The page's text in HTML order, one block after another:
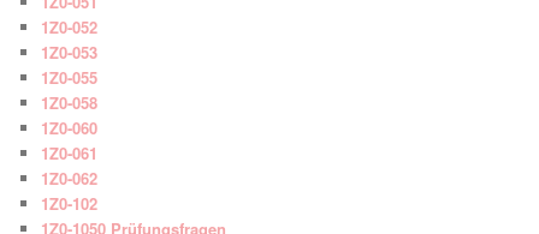
1Z0-052
1Z0-053
1Z0-055
1Z0-058
1Z0-060
1Z0-061
1Z0-062
1Z0-102
1Z0-1050 Prüfungsfragen